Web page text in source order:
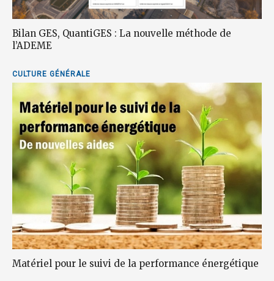
Bilan GES, QuantiGES : La nouvelle méthode de
l’ADEME
CULTURE GÉNÉRALE
Matériel pour le suivi de la performance énergétique